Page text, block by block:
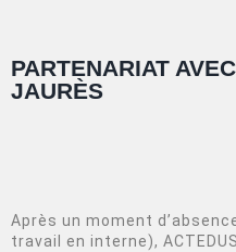
PARTENARIAT
JAURÈS
Après un moment
travail en interne),